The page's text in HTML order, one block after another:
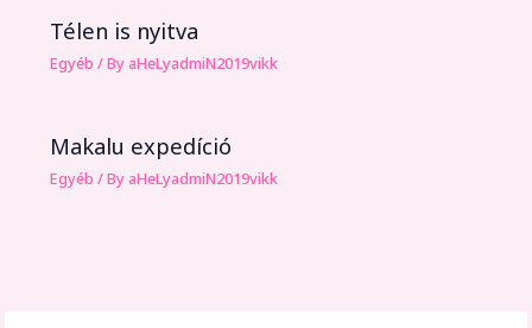
Télen is nyitva
Egyéb / ByaHeLyadmiN2019vikk
Makalu expedíció
Egyéb / ByaHeLyadmiN2019vikk